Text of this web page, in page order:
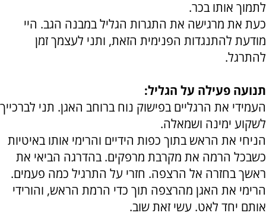
לתמוך אותו בכר.
כעת את מרגישה את התגרות הגליל במבנה הגב. היי
מודעת להתנגדות הפנימית הזאת, ותני לעצמך זמן
להתרגל.
תנועה פעילה על הגליל:
העמידי את הרגליים בפישוק נוח ברוחב האגן. תני לברכייך
לשקוע ימינה ושמאלה.
הניחי את הראש בתוך כפות הידיים והרימי אותו באיטיות
כשבכל הרמה את מקרבת מרפקים. בהדרגה הביאי את
ראשך בחזרה אל הרצפה. חזרי על התרגיל כמה פעמים.
הרימי את האגן מהרצפה תוך כדי הרמת הראש, והורידי
אותם יחד לאט. עשי זאת שוב.